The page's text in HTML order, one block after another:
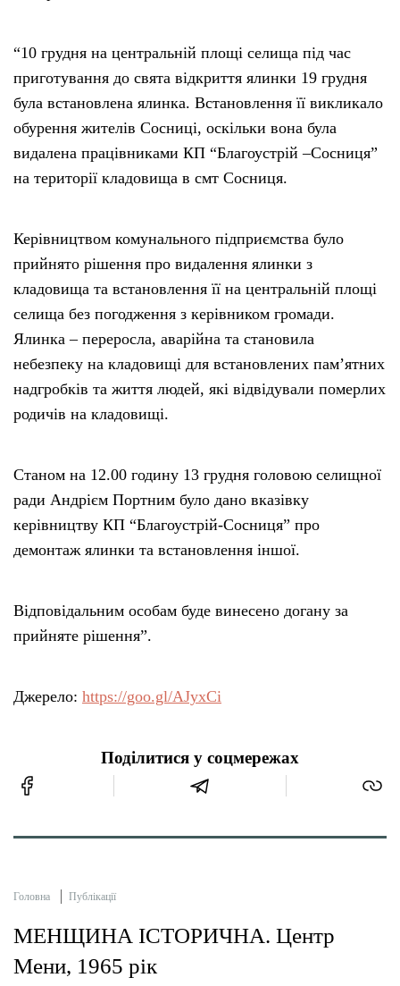
“10 грудня на центральній площі селища під час
приготування до свята відкриття ялинки 19 грудня
була встановлена ялинка. Встановлення її викликало
обурення жителів Сосниці, оскільки вона була
видалена працівниками КП “Благоустрій –Сосниця”
на території кладовища в смт Сосниця.
Керівництвом комунального підприємства було
прийнято рішення про видалення ялинки з
кладовища та встановлення її на центральній площі
селища без погодження з керівником громади.
Ялинка – переросла, аварійна та становила
небезпеку на кладовищі для встановлених пам’ятних
надгробків та життя людей, які відвідували померлих
родичів на кладовищі.
Станом на 12.00 годину 13 грудня головою селищної
ради Андрієм Портним було дано вказівку
керівництву КП “Благоустрій-Сосниця” про
демонтаж ялинки та встановлення іншої.
Відповідальним особам буде винесено догану за
прийняте рішення”.
Джерело: https://goo.gl/AJyxCi
Поділитися у соцмережах
Головна Публікації
МЕНЩИНА ІСТОРИЧНА. Центр
Мени, 1965 рік